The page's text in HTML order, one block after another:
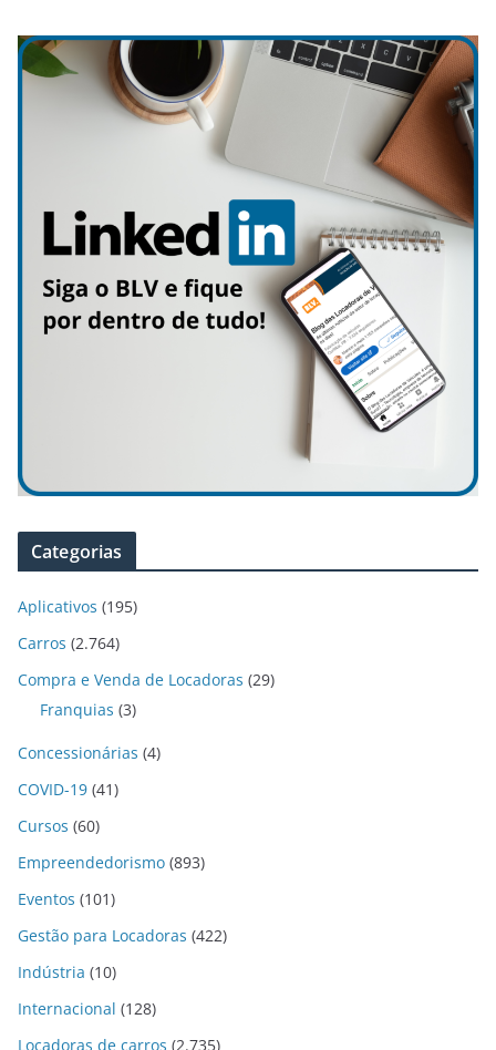
Categorias
Aplicativos (195)
Carros (2.764)
Compra e Venda de Locadoras (29)
Franquias (3)
Concessionárias (4)
COVID-19 (41)
Cursos (60)
Empreendedorismo (893)
Eventos (101)
Gestão para Locadoras (422)
Indústria (10)
Internacional (128)
Locadoras de carros (2.735)